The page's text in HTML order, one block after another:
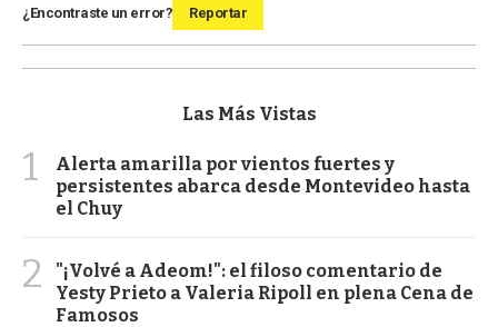
¿Encontraste un error? Reportar
Las Más Vistas
1
Alerta amarilla por vientos fuertes y
persistentes abarca desde Montevideo hasta
el Chuy
2
"¡Volvé a Adeom!": el filoso comentario de
Yesty Prieto a Valeria Ripoll en plena Cena de
Famosos